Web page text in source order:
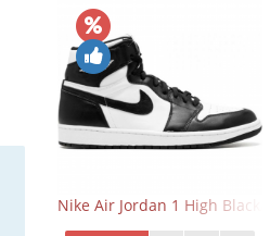
Nike Air Jordan 1 High Black/